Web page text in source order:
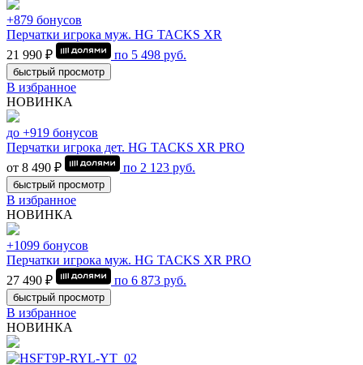
+879 бонусов
Перчатки игрока муж. HG TACKS XR
21 990 ₽
по 5 498 руб.
быстрый просмотр
В избранное
НОВИНКА
до +919 бонусов
Перчатки игрока дет. HG TACKS XR PRO
от 8 490 ₽
по 2 123 руб.
быстрый просмотр
В избранное
НОВИНКА
+1099 бонусов
Перчатки игрока муж. HG TACKS XR PRO
27 490 ₽
по 6 873 руб.
быстрый просмотр
В избранное
НОВИНКА